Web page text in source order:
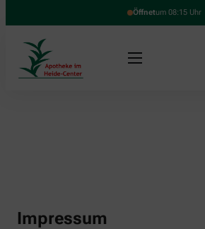
Öffnetum 08:15 Uhr
Impressum